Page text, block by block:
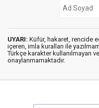
UYARI: Küfür, hakaret, rencide
içeren, imla kuralları ile
Türkçe karakter kullanılmayan
onaylanmamaktadır.